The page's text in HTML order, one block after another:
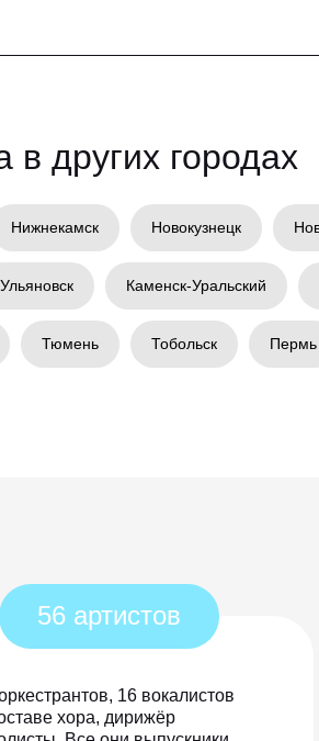
других городах
Нижнекамск Новокузнецк
Ульяновск Каменск-Уральский
Тюмень Тобольск Пермь
16 вокалистов
хора, дирижёр
56 артистов